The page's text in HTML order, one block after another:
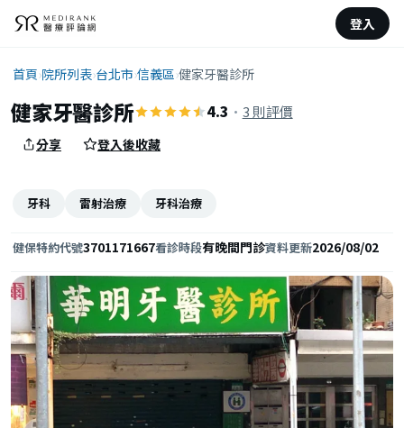
登入
首頁›院所列表›台北市›信義區›健家牙醫診所
健家牙醫診所 4.3 · 3 則評價
分享 登入後收藏
牙科 雷射治療 牙科治療
健保特約代號3701171667看診時段有晚間門診資料更新2026/08/02